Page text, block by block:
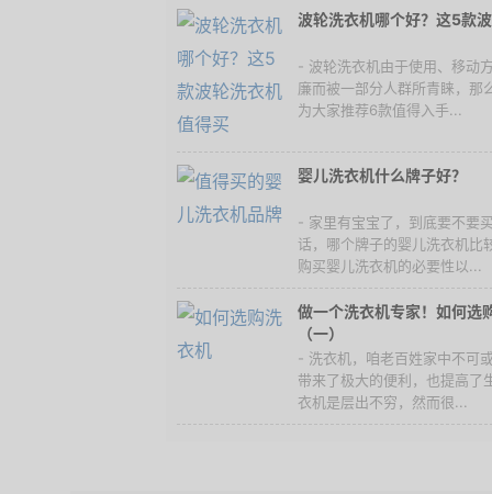
波轮洗衣机哪个好？这5款
- 波轮洗衣机由于使用、移动
廉而被一部分人群所青睐，那
为大家推荐6款值得入手...
婴儿洗衣机什么牌子好？
- 家里有宝宝了，到底要不要
话，哪个牌子的婴儿洗衣机比
购买婴儿洗衣机的必要性以...
做一个洗衣机专家！如何选
（一）
- 洗衣机，咱老百姓家中不可
带来了极大的便利，也提高了
衣机是层出不穷，然而很...